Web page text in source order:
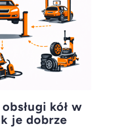
kół w
je dobrze